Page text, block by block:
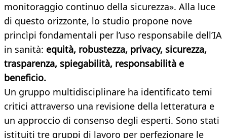
monitoraggio continuo della sicurezza». Alla luce
di questo orizzonte, lo studio propone nove
princìpi fondamentali per l’uso responsabile dell’IA
in sanità: equità, robustezza, privacy, sicurezza,
trasparenza, spiegabilità, responsabilità e
beneficio.
Un gruppo multidisciplinare ha identificato temi
critici attraverso una revisione della letteratura e
un approccio di consenso degli esperti. Sono stati
istituiti tre gruppi di lavoro per perfezionare le